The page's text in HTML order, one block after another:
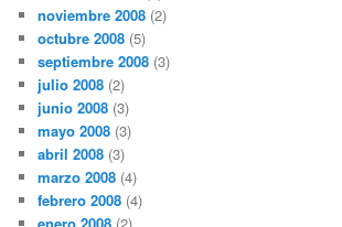
noviembre 2008 (2)
octubre 2008 (5)
septiembre 2008 (3)
julio 2008 (2)
junio 2008 (3)
mayo 2008 (3)
abril 2008 (3)
marzo 2008 (4)
febrero 2008 (4)
enero 2008 (2)